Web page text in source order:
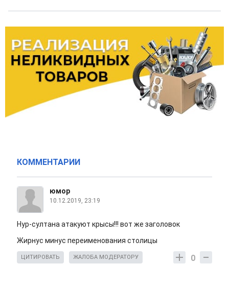
КОММЕНТАРИИ
юмор
10.12.2019, 23:19
Нур-султана атакуют крысы!!! вот же заголовок
Жирнус минус переименования столицы
0
ЦИТИРОВАТЬ ЖАЛОБА МОДЕРАТОРУ